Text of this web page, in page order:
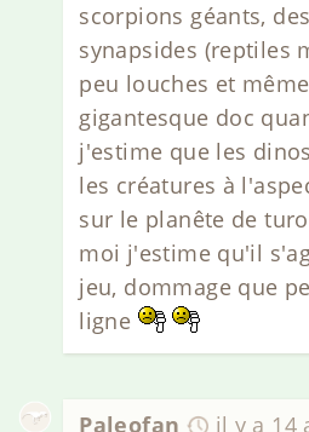
scorpions géants,
synapsides (reptiles
peu louches et
gigantesque doc
j'estime que les
les créatures à
sur le planête de
moi j'estime qu'il
jeu, dommage que
ligne
Paleofan il y a 14